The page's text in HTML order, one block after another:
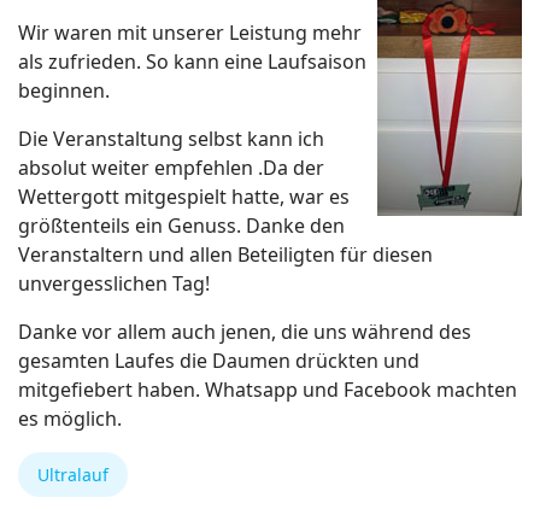
Wir waren mit unserer Leistung mehr
als zufrieden. So kann eine Laufsaison
beginnen.
Die Veranstaltung selbst kann ich
absolut weiter empfehlen .Da der
Wettergott mitgespielt hatte, war es
größtenteils ein Genuss. Danke den
Veranstaltern und allen Beteiligten für diesen
unvergesslichen Tag!
Danke vor allem auch jenen, die uns während des
gesamten Laufes die Daumen drückten und
mitgefiebert haben. Whatsapp und Facebook machten
es möglich.
Ultralauf